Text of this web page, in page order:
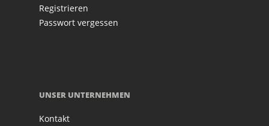
Registrieren
Passwort vergessen
UNSER UNTERNEHMEN
Kontakt